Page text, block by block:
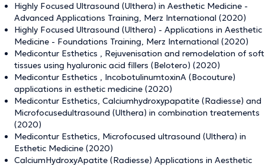
Highly Focused Ultrasound (Ulthera) in Aesthetic Medicine -
Advanced Applications Training, Merz International (2020)
Highly Focused Ultrasound (Ulthera) - Applications in Aesthetic
Medicine - Foundations Training, Merz International (2020)
Medicontur Esthetics , Rejuvenisation and remodelation of soft
tissues using hyaluronic acid fillers (Belotero) (2020)
Medicontur Esthetics , IncobotulinumtoxinA (Bocouture)
applications in esthetic medicine (2020)
Medicontur Esthetics, Calciumhydroxypapatite (Radiesse) and
Microfocusedultrasound (Ulthera) in combination treatements
(2020)
Medicontur Esthetics, Microfocused ultrasound (Ulthera) in
Esthetic Medicine (2020)
CalciumHydroxyApatite (Radiesse) Applications in Aesthetic